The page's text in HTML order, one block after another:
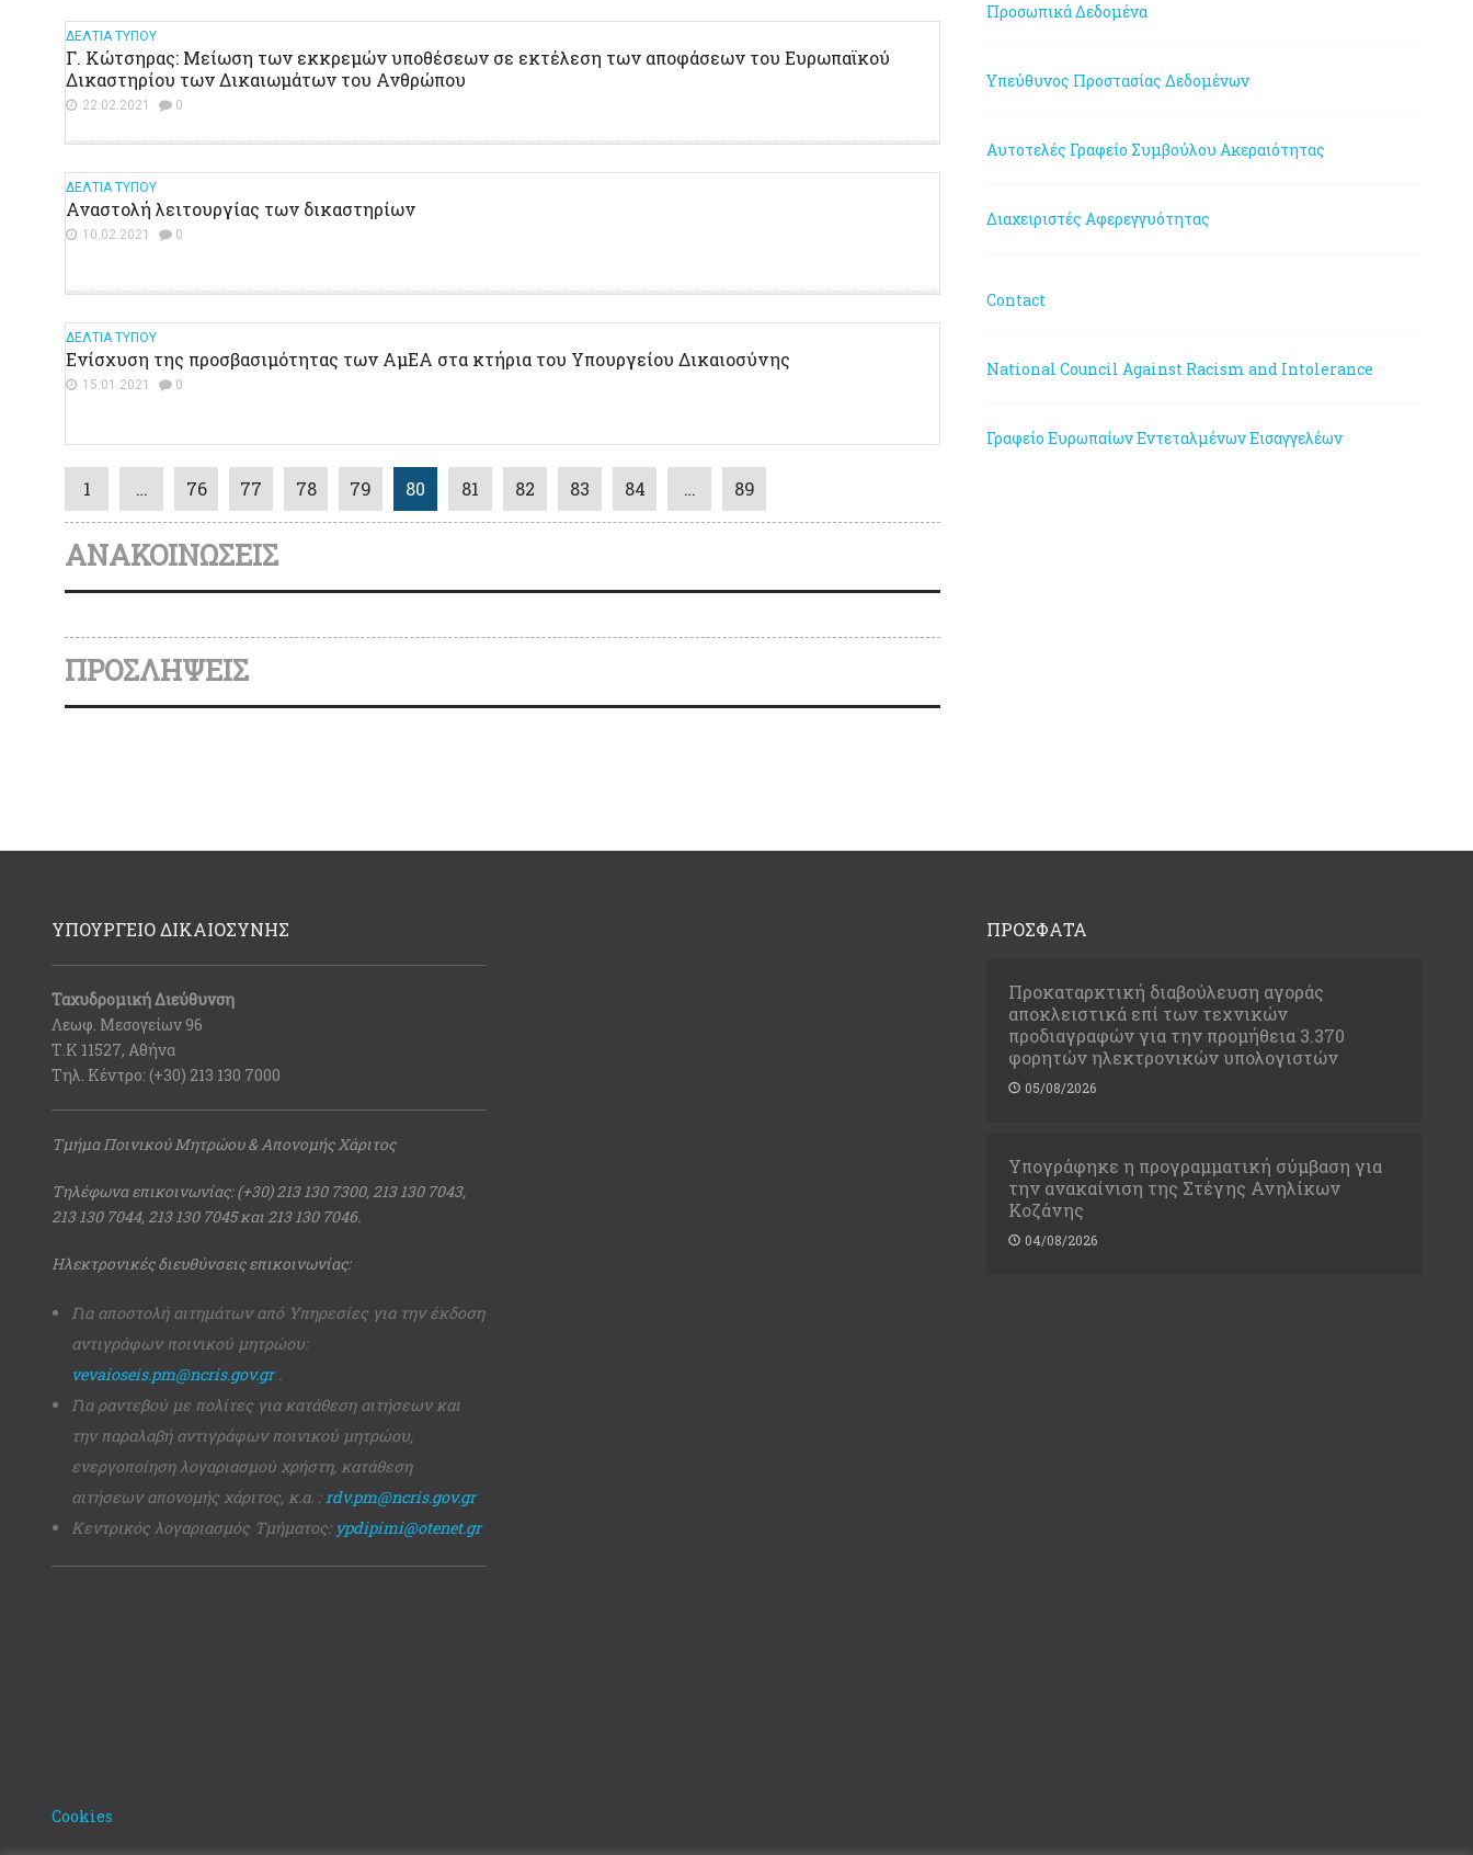
ΔΕΛΤΙΑ ΤΥΠΟΥ
Γ. Κώτσηρας: Μείωση των εκκρεμών υποθέσεων σε εκτέλεση των αποφάσεων του Ευρωπαϊκού
Δικαστηρίου των Δικαιωμάτων του Ανθρώπου
22.02.2021 0
ΔΕΛΤΙΑ ΤΥΠΟΥ
Αναστολή λειτουργίας των δικαστηρίων
10.02.2021 0
ΔΕΛΤΙΑ ΤΥΠΟΥ
Ενίσχυση της προσβασιμότητας των ΑμΕΑ στα κτήρια του Υπουργείου Δικαιοσύνης
15.01.2021 0
1 … 76 77 78 79 80 81 82 83 84 … 89
ΑΝΑΚΟΙΝΩΣΕΙΣ
ΠΡΟΣΛΗΨΕΙΣ
Προσωπικά Δεδομένα
Υπεύθυνος Προστασίας Δεδομένων
Αυτοτελές Γραφείο Συμβούλου Ακεραιότητας
Διαχειριστές Αφερεγγυότητας
Contact
National Council Against Racism and Intolerance
Γραφείο Ευρωπαίων Εντεταλμένων Εισαγγελέων
ΥΠΟΥΡΓΕΙΟ ΔΙΚΑΙΟΣΥΝΗΣ
Ταχυδρομική Διεύθυνση
Λεωφ. Μεσογείων 96
Τ.Κ 11527, Αθήνα
Τηλ. Κέντρο: (+30) 213 130 7000
Τμήμα Ποινικού Μητρώου & Απονομής Χάριτος
Τηλέφωνα επικοινωνίας: (+30) 213 130 7300, 213 130 7043,
213 130 7044, 213 130 7045 και 213 130 7046.
Ηλεκτρονικές διευθύνσεις επικοινωνίας:
Για αποστολή αιτημάτων από Υπηρεσίες για την έκδοση
αντιγράφων ποινικού μητρώου:
vevaioseis.pm@ncris.gov.gr.
Για ραντεβού με πολίτες για κατάθεση αιτήσεων και
την παραλαβή αντιγράφων ποινικού μητρώου,
ενεργοποίηση λογαριασμού χρήστη, κατάθεση
αιτήσεων απονομής χάριτος, κ.α. : rdv.pm@ncris.gov.gr
Κεντρικός λογαριασμός Τμήματος: ypdipimi@otenet.gr
Cookies
ΠΡΟΣΦΑΤΑ
Προκαταρκτική διαβούλευση αγοράς
αποκλειστικά επί των τεχνικών
προδιαγραφών για την προμήθεια 3.370
φορητών ηλεκτρονικών υπολογιστών
05/08/2026
Υπογράφηκε η προγραμματική σύμβαση για
την ανακαίνιση της Στέγης Ανηλίκων
Κοζάνης
04/08/2026